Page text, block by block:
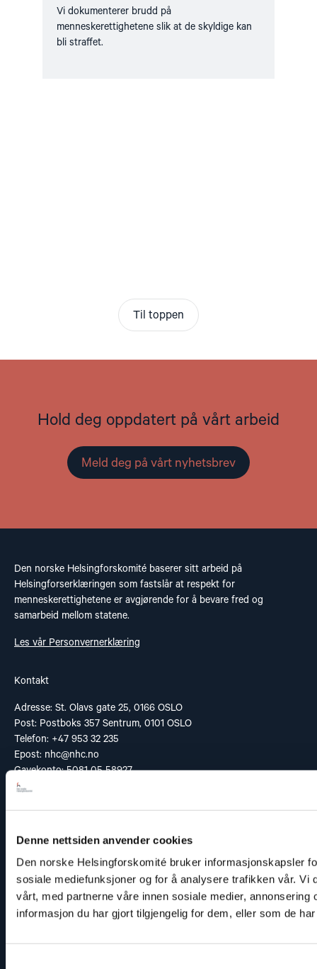
Denne nettsiden anvender cookies
Den norske Helsingforskomité bruker informasjonskapsler
sosiale mediefunksjoner og for å analysere trafikken vår.
vårt, med partnerne våre innen sosiale medier,
informasjon du har gjort tilgjengelig for dem, eller som de
Vi dokumenterer brudd på
menneskerettighetene slik at de skyldige kan
bli straffet.
Til toppen
Hold deg oppdatert på vårt arbeid
Meld deg på vårt nyhetsbrev
Den norske Helsingforskomité baserer sitt arbeid på
Helsingforserklæringen som fastslår at respekt for
menneskerettighetene er avgjørende for å bevare fred og
samarbeid mellom statene.
Les vår Personvernerklæring
Kontakt
Adresse: St. Olavs gate 25, 0166 OSLO
Post: Postboks 357 Sentrum, 0101 OSLO
Telefon: +47 953 32 235
Epost: nhc@nhc.no
Gavekonto: 5081 05 58927
Organisasjonsnummer: 959 196 451
Lenker
Kontakt
Støtt oss